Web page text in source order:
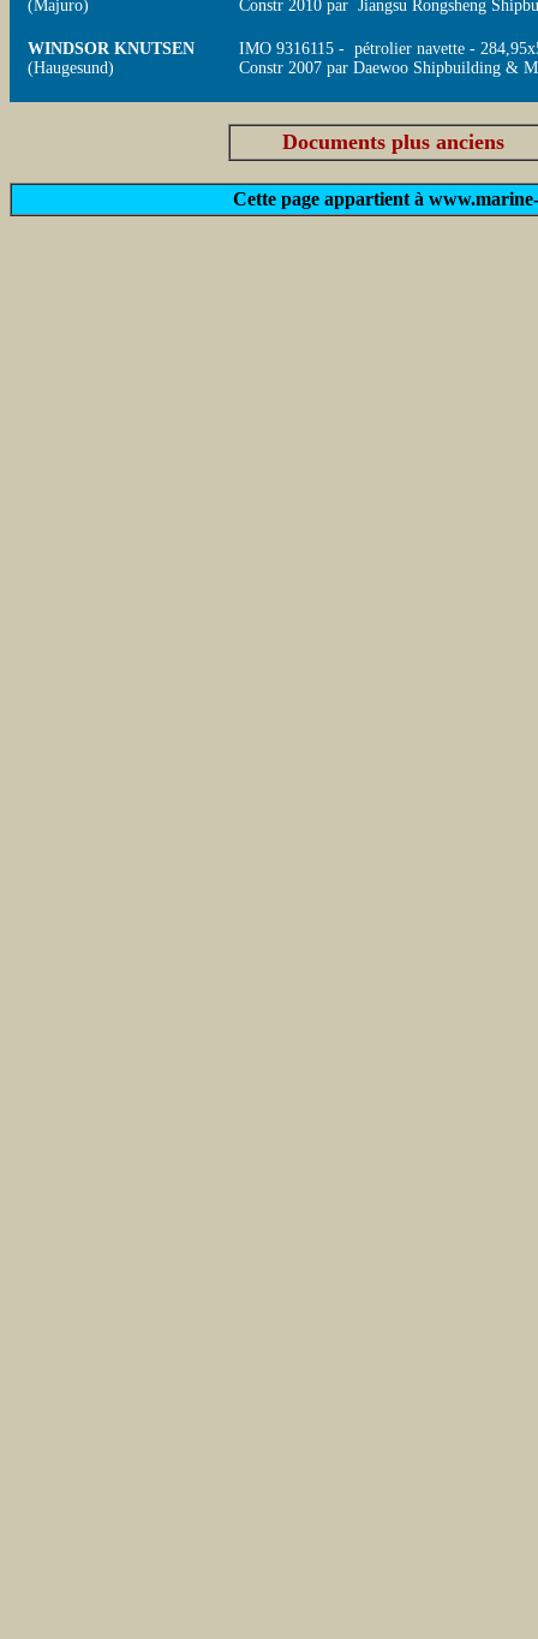
(Majuro) Constr 2010 par Jiangsu Rongsheng
WINDSOR KNUTSEN
(Haugesund)
IMO 9316115 - pétrolier navette -
Constr 2007 par Daewoo Shipbuilding &
Documents plus anciens
Cette page appartient à